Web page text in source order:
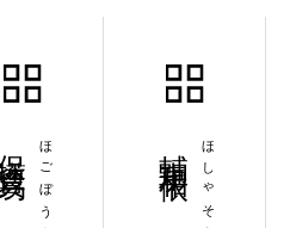
ほごぼうえき ほしゃそうい